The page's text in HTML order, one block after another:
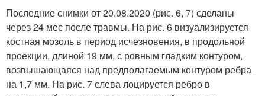
Последние снимки от 20.08.2020 (рис. 6, 7) сделаны
через 24 мес после травмы. На рис. 6 визуализируется
костная мозоль в период исчезновения, в продольной
проекции, длиной 19 мм, с ровным гладким контуром,
возвышающаяся над предполагаемым контуром ребра
на 1,7 мм. На рис. 7 слева лоцируется ребро в